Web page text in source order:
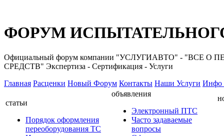
ФОРУМ
Официальный форум компании "УСЛУГИАВТО" -
СРЕДСТВ" Экспертиза - Сертификация - Услуги
Главная Расценки Новый Форум Контакты Наши Услуги Инфо
статьи
Порядок оформления
переоборудования ТС
объявления
Электронный ПТС
Часто задаваемые
вопросы